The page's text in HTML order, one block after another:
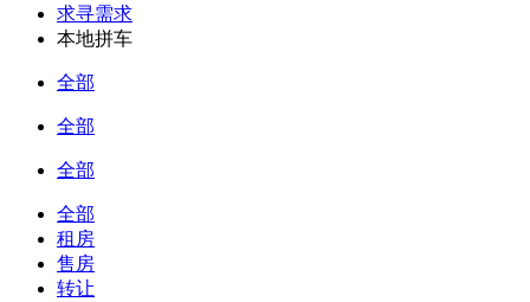
求寻需求
本地拼车
全部
全部
全部
全部
租房
售房
转让